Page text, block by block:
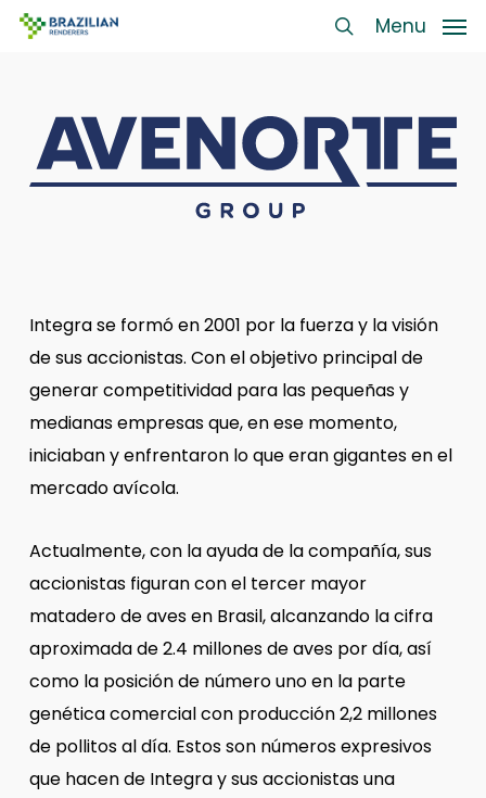
Skip
content
Menu
Integra se formó en 2001 por la fuerza y la visión
de sus accionistas. Con el objetivo principal de
generar competitividad para las pequeñas y
medianas empresas que, en ese momento,
iniciaban y enfrentaron lo que eran gigantes en el
mercado avícola.
Actualmente, con la ayuda de la compañía, sus
accionistas figuran con el tercer mayor
matadero de aves en Brasil, alcanzando la cifra
aproximada de 2.4 millones de aves por día, así
como la posición de número uno en la parte
genética comercial con producción 2,2 millones
de pollitos al día. Estos son números expresivos
que hacen de Integra y sus accionistas una
Menu